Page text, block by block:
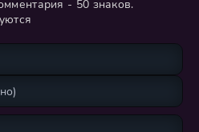
- 50 знаков.